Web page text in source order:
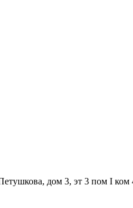
дом 3, эт 3 пом I ком